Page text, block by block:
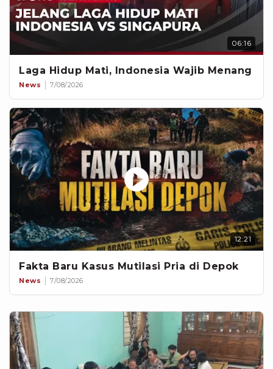
06:16
Laga Hidup Mati, Indonesia Wajib Menang
News 7/08/2026
12:21
Fakta Baru Kasus Mutilasi Pria di Depok
News 7/08/2026